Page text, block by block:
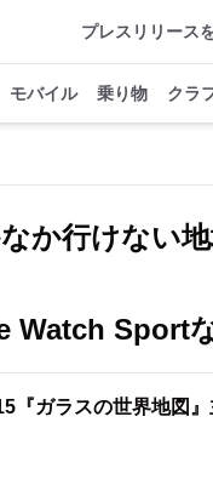
プレスリリース
モバイル 乗り物 クラ
か行けない
Watch Sport
『ガラスの世界地図』